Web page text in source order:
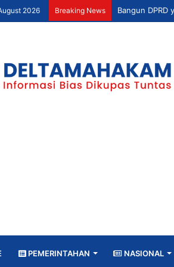
2026 Breaking News
PEMERINTAHAN NASIONAL